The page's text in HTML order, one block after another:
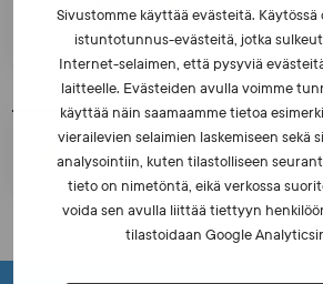
Sivustomme käyttää evästeitä. Käytössä
istuntotunnus-evästeitä, jotka
Internet-selaimen, että pysyviä
laitteelle. Evästeiden avulla voimme
käyttää näin saamaamme tietoa
vierailevien selaimien laskemiseen sekä
analysointiin, kuten tilastolliseen
tieto on nimetöntä, eikä verkossa
voida sen avulla liittää tiettyyn
tilastoidaan Google
TULOSTA SIVU